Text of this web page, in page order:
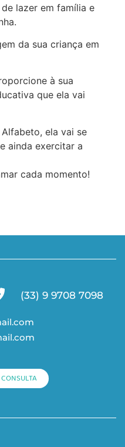
lazer em família e
da sua criança em
à sua
que ela vai
ela vai se
ainda exercitar a
cada momento!
(33) 9 9708 7098